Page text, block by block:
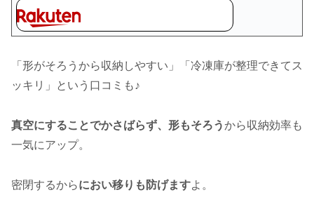
「形がそろうから収納しやすい」「冷凍庫が整理できてス
ッキリ」という口コミも♪
真空にすることでかさばらず、形もそろうから収納効率も
一気にアップ。
密閉するからにおい移りも防げますよ。